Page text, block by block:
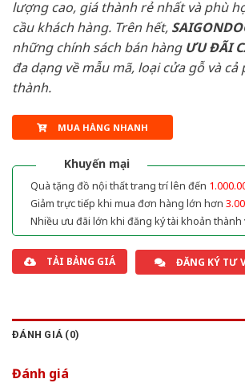
lượng cao, giá thành rẻ nhất và phù
cầu khách hàng. Trên hết,
những chính sách bán hàng ƯU ĐÃI
đa dạng về mẫu mã, loại cửa gỗ và cả
thành.
MUA HÀNG NHANH
Khuyến mại
Quà tặng đồ nội thất trang trí lên đến
Giảm trực tiếp khi mua đơn hàng lớn hơn
Nhiều ưu đãi lớn khi đăng ký tài khoản
TẢI BẢNG GIÁ ĐĂNG KÝ TƯ
ĐÁNH GIÁ (0)
Đánh giá